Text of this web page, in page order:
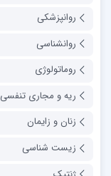
روانپزشکی
روانشناسی
روماتولوژی
ریه و مجاری تنفسی
زنان و زایمان
زیست شناسی